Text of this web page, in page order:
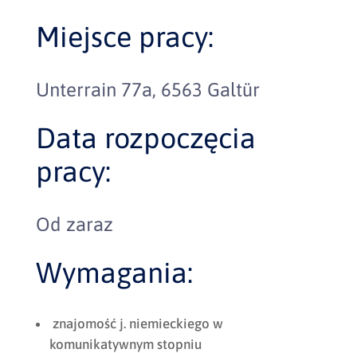
Miejsce pracy:
Unterrain 77a, 6563 Galtür
Data rozpoczęcia
pracy:
Od zaraz
Wymagania:
znajomość j. niemieckiego w
komunikatywnym stopniu